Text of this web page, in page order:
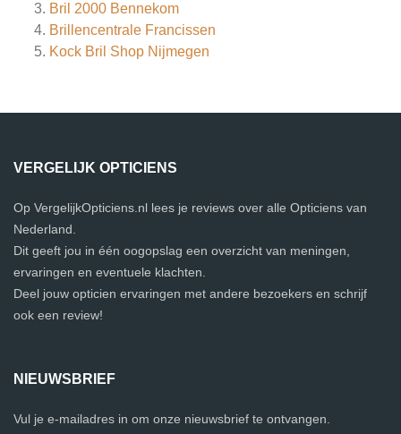
Bril 2000 Bennekom
Brillencentrale Francissen
Kock Bril Shop Nijmegen
VERGELIJK OPTICIENS
Op VergelijkOpticiens.nl lees je reviews over alle Opticiens van
Nederland.
Dit geeft jou in één oogopslag een overzicht van meningen,
ervaringen en eventuele klachten.
Deel jouw opticien ervaringen met andere bezoekers en schrijf
ook een review!
NIEUWSBRIEF
Vul je e-mailadres in om onze nieuwsbrief te ontvangen.